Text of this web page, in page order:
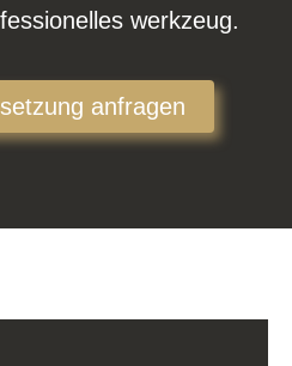
werkzeug.
anfragen